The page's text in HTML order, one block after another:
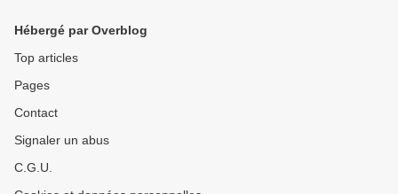
Hébergé par Overblog
Top articles
Pages
Contact
Signaler un abus
C.G.U.